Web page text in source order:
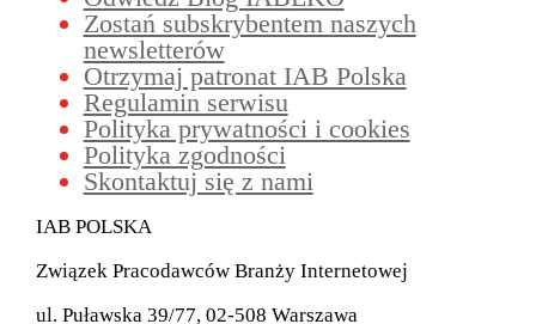
Zostań subskrybentem naszych
newsletterów
Otrzymaj patronat IAB Polska
Regulamin serwisu
Polityka prywatności i cookies
Polityka zgodności
Skontaktuj się z nami
IAB POLSKA
Związek Pracodawców Branży Internetowej
ul. Puławska 39/77, 02-508 Warszawa